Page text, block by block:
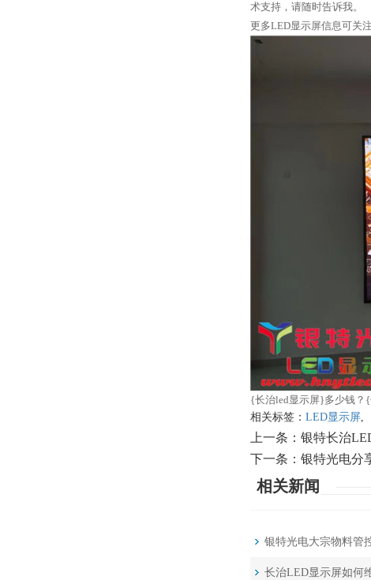
术支持，请随时告诉我。
更多LED显示屏信息可关
{长治led显示屏}多少钱？
相关标签： LED显示屏,
上一条： 银特长治
下一条： 银特光电分
相关新闻
银特光电大宗物料管
长治LED显示屏如何